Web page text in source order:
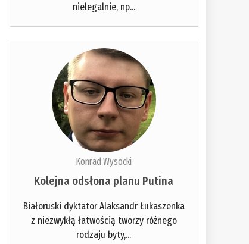
nielegalnie, np...
Konrad Wysocki
Kolejna odsłona planu Putina
Białoruski dyktator Alaksandr Łukaszenka
z niezwykłą łatwością tworzy różnego
rodzaju byty,...